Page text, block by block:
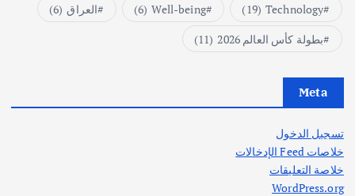
Technology
(19)
Well-being
(6) العراق (6)
بطولة كأس العالم 2026
(11)
Meta
تسجيل الدخول
خلاصات Feed الإدخالات
خلاصة التعليقات
WordPress.org